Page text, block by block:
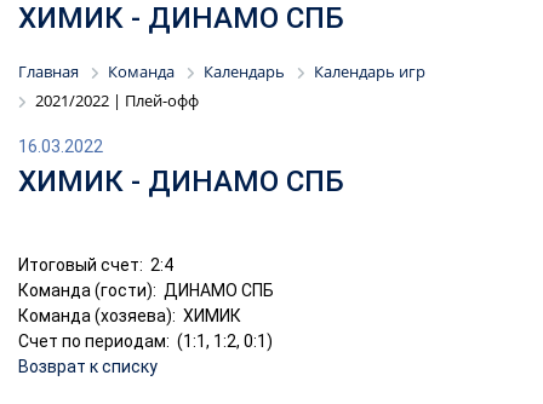
ХИМИК - ДИНАМО СПБ
Главная Команда Календарь
Календарь игр
2021/2022 | Плей-офф
16.03.2022
ХИМИК - ДИНАМО СПБ
Итоговый счет: 2:4
Команда (гости): ДИНАМО СПБ
Команда (хозяева): ХИМИК
Счет по периодам: (1:1, 1:2, 0:1)
Возврат к списку